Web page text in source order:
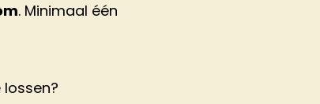
. Minimaal één